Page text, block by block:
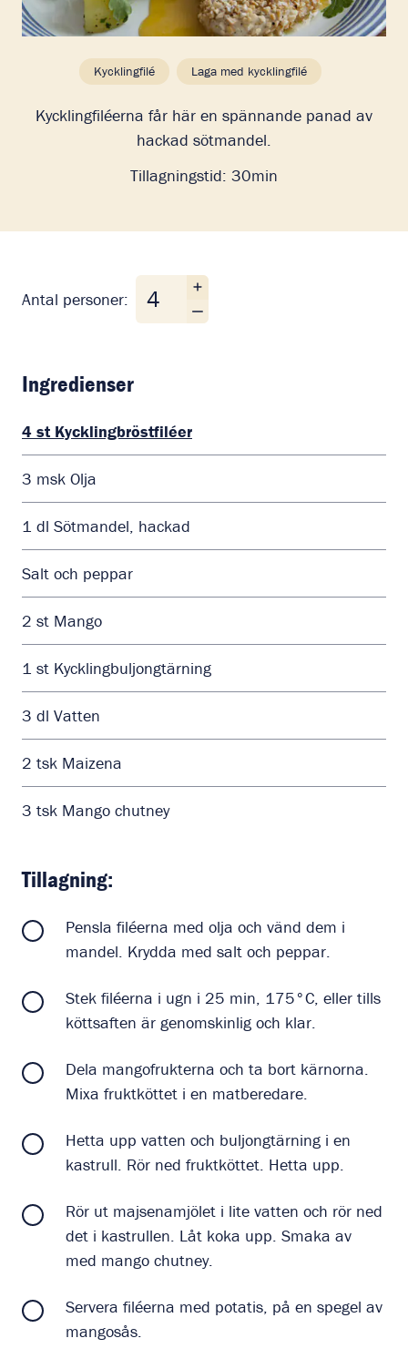
Kycklingfilé Laga med kycklingfilé
Kycklingfiléerna får här en spännande panad av
hackad sötmandel.
Tillagningstid: 30min
Antal personer:
Antal personer
Ingredienser
4 st Kycklingbröstfiléer
3 msk Olja
1 dl Sötmandel, hackad
Salt och peppar
2 st Mango
1 st Kycklingbuljongtärning
3 dl Vatten
2 tsk Maizena
3 tsk Mango chutney
Tillagning:
Pensla filéerna med olja och vänd dem i
mandel. Krydda med salt och peppar.
Stek filéerna i ugn i 25 min, 175°C, eller tills
köttsaften är genomskinlig och klar.
Dela mangofrukterna och ta bort kärnorna.
Mixa fruktköttet i en matberedare.
Hetta upp vatten och buljongtärning i en
kastrull. Rör ned fruktköttet. Hetta upp.
Rör ut majsenamjölet i lite vatten och rör ned
det i kastrullen. Låt koka upp. Smaka av
med mango chutney.
Servera filéerna med potatis, på en spegel av
mangosås.